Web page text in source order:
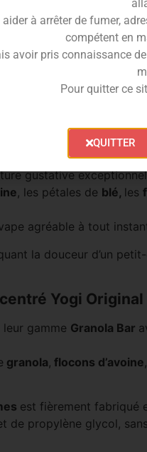
Original 30ml, une ode à
chef-d’œuvre au
et authentiques,
et sa profondeur
gustative
, les pétales de blé, les
agréable à tout
la douceur d’un
Yogi Original
gamme Granola Bar
granola, flocons d’avoine
est fièrement fabriqué
de propylène glycol,
à arrêter de fumer,
compétent en
avoir pris connaissance
Pour quitter ce
QUITTER